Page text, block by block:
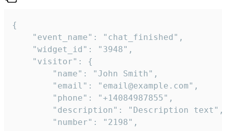
{
    "event_name": "chat_finished",
    "widget_id": "3948",
    "visitor": {
        "name": "John Smith",
        "email": "email@example.com",
        "phone": "+14084987855",
        "description": "Description text",
        "number": "2198",